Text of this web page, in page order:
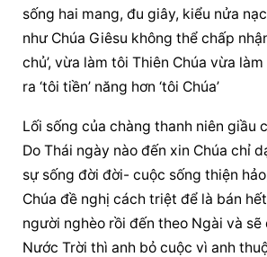
sống hai mang, đu giây, kiểu nửa
như Chúa Giêsu không thể chấp
chủ’, vừa làm tôi Thiên Chúa vừa
ra ‘tôi tiền’ năng hơn ‘tôi Chúa’
Lối sống của chàng thanh niên giầu
Do Thái ngày nào đến xin Chúa chỉ
sự sống đời đời- cuộc sống thiện
Chúa đề nghị cách triệt để là bán
người nghèo rồi đến theo Ngài và
Nước Trời thì anh bỏ cuộc vì anh